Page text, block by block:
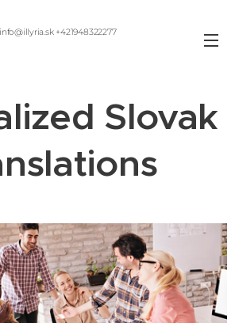
info@illyria.sk +421948322277
Slovak